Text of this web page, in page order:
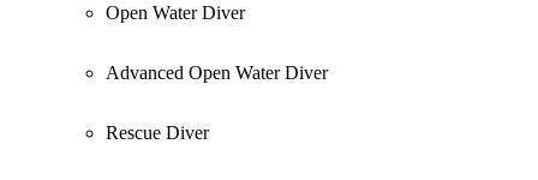
Open Water Diver
Advanced Open Water Diver
Rescue Diver